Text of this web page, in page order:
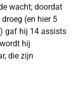
wacht; doordat
(en hier 5
gaf hij 14 assists
hij
die zijn